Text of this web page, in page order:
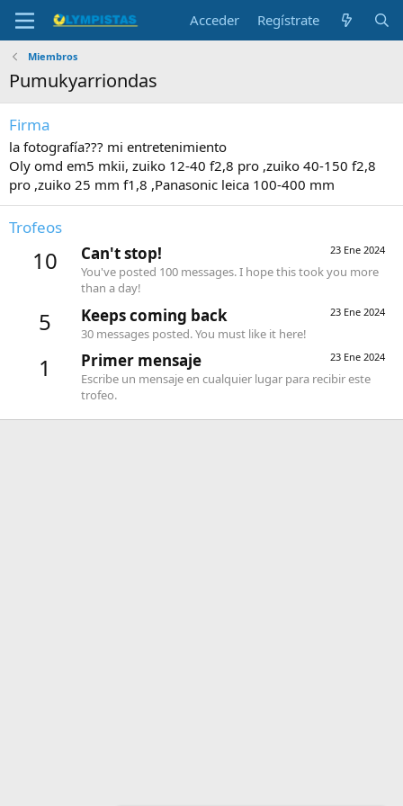
Acceder Regístrate
Miembros
Pumukyarriondas
Firma
la fotografía??? mi entretenimiento
Oly omd em5 mkii, zuiko 12-40 f2,8 pro ,zuiko 40-150 f2,8
pro ,zuiko 25 mm f1,8 ,Panasonic leica 100-400 mm
Trofeos
10 23 Ene 2024
Can't stop!
You've posted 100 messages. I hope this took you more
than a day!
5 23 Ene 2024
Keeps coming back
30 messages posted. You must like it here!
1 23 Ene 2024
Primer mensaje
Escribe un mensaje en cualquier lugar para recibir este
trofeo.